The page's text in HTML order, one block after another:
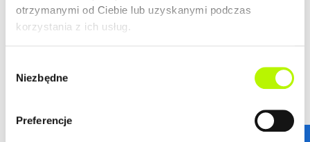
otrzymanymi od Ciebie lub uzyskanymi podczas
korzystania z ich usług.
zgody
Niezbędne
Preferencje
GALERIA